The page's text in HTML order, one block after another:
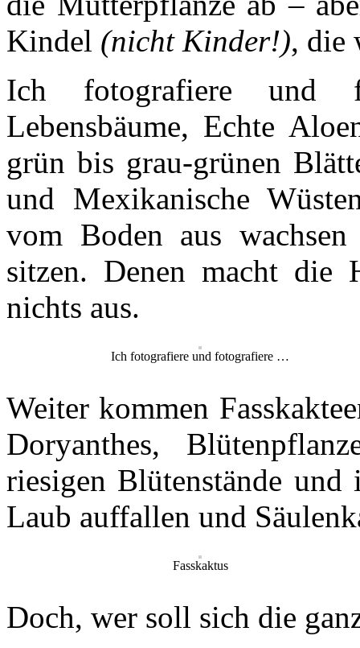
Kindel (nicht Kinder!), die
Ich fotografiere und
Lebensbäume, Echte
grün bis grau-grünen
und Mexikanische
vom Boden aus
sitzen. Denen macht die
nichts aus.
Ich fotografiere und fotografiere …
Weiter kommen
Doryanthes,
riesigen Blütenstände und
Laub auffallen und
Fasskaktus
Doch, wer soll sich die